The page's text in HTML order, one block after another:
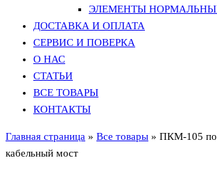
ЭЛЕМЕНТЫ
ДОСТАВКА И ОПЛАТА
СЕРВИС И ПОВЕРКА
О НАС
СТАТЬИ
ВСЕ ТОВАРЫ
КОНТАКТЫ
Главная страница » Все товары » ПКМ-105
кабельный мост